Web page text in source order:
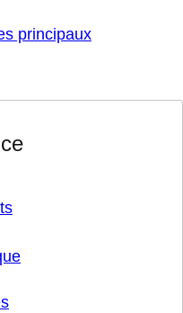
principaux